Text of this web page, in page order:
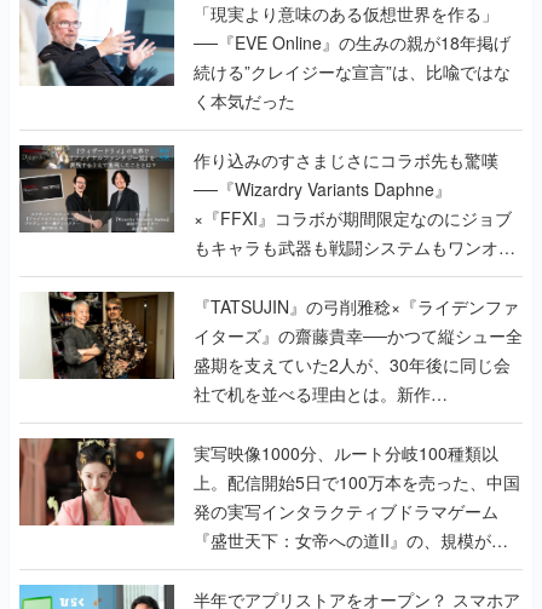
「現実より意味のある仮想世界を作る」
──『EVE Online』の生みの親が18年掲げ
続ける”クレイジーな宣言”は、比喩ではな
く本気だった
作り込みのすさまじさにコラボ先も驚嘆
──『Wizardry Variants Daphne』
×『FFXI』コラボが期間限定なのにジョブ
もキャラも武器も戦闘システムもワンオフ
で作り込まれた理由を両ディレクターに聞
く
『TATSUJIN』の弓削雅稔×『ライデンファ
イターズ』の齋藤貴幸──かつて縦シュー全
盛期を支えていた2人が、30年後に同じ会
社で机を並べる理由とは。新作
『TATSUJIN EXTREME』で初タッグを組
んだレジェンド2人に訊く開発秘話
実写映像1000分、ルート分岐100種類以
上。配信開始5日で100万本を売った、中国
発の実写インタラクティブドラマゲーム
『盛世天下：女帝への道II』の、規模が違
うこだわりをプロデューサーに聞いた
半年でアプリストアをオープン？ スマホア